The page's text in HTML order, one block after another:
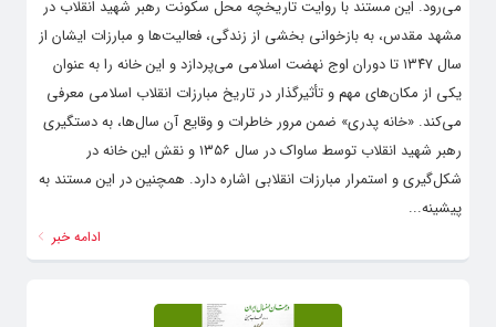
می‌رود. این مستند با روایت تاریخچه محل سکونت رهبر شهید انقلاب در
مشهد مقدس، به بازخوانی بخشی از زندگی، فعالیت‌ها و مبارزات ایشان از
سال ۱۳۴۷ تا دوران اوج نهضت اسلامی می‌پردازد و این خانه را به عنوان
یکی از مکان‌های مهم و تأثیرگذار در تاریخ مبارزات انقلاب اسلامی معرفی
می‌کند. «خانه پدری» ضمن مرور خاطرات و وقایع آن سال‌ها، به دستگیری
رهبر شهید انقلاب توسط ساواک در سال ۱۳۵۶ و نقش این خانه در
شکل‌گیری و استمرار مبارزات انقلابی اشاره دارد. همچنین در این مستند به
پیشینه...
ادامه خبر